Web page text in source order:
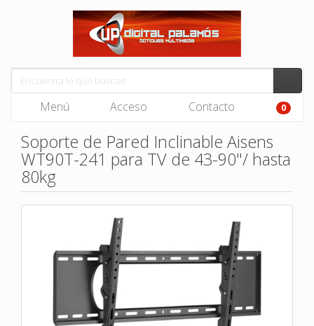
Menú Acceso Contacto 0
Soporte de Pared Inclinable Aisens
WT90T-241 para TV de 43-90"/ hasta
80kg